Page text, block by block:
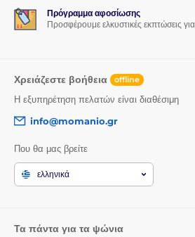
Πρόγραμμα αφοσίωσης
Προσφέρουμε ελκυστικές εκπτώσεις
Χρειάζεστε βοήθεια offline
Η εξυπηρέτηση πελατών είναι διαθέσιμη
info@momanio.gr
Που θα μας βρείτε
ελληνικά
Τα πάντα για τα ψώνια